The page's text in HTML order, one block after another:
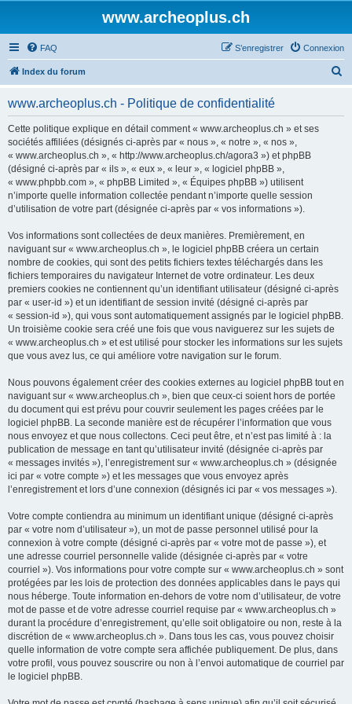
www.archeoplus.ch
FAQ Connexion
S’enregistrer
Index du forum
www.archeoplus.ch - Politique de confidentialité
Cette politique explique en détail comment « www.archeoplus.ch » et ses
sociétés affiliées (désignés ci-après par « nous », « notre », « nos »,
« www.archeoplus.ch », « http://www.archeoplus.ch/agora3 ») et phpBB
(désigné ci-après par « ils », « eux », « leur », « logiciel phpBB »,
« www.phpbb.com », « phpBB Limited », « Équipes phpBB ») utilisent
n’importe quelle information collectée pendant n’importe quelle session
d’utilisation de votre part (désignée ci-après par « vos informations »).
Vos informations sont collectées de deux manières. Premièrement, en
naviguant sur « www.archeoplus.ch », le logiciel phpBB créera un certain
nombre de cookies, qui sont des petits fichiers textes téléchargés dans les
fichiers temporaires du navigateur Internet de votre ordinateur. Les deux
premiers cookies ne contiennent qu’un identifiant utilisateur (désigné ci-après
par « user-id ») et un identifiant de session invité (désigné ci-après par
« session-id »), qui vous sont automatiquement assignés par le logiciel phpBB.
Un troisième cookie sera créé une fois que vous naviguerez sur les sujets de
« www.archeoplus.ch » et est utilisé pour stocker les informations sur les sujets
que vous avez lus, ce qui améliore votre navigation sur le forum.
Nous pouvons également créer des cookies externes au logiciel phpBB tout en
naviguant sur « www.archeoplus.ch », bien que ceux-ci soient hors de portée
du document qui est prévu pour couvrir seulement les pages créées par le
logiciel phpBB. La seconde manière est de récupérer l’information que vous
nous envoyez et que nous collectons. Ceci peut être, et n’est pas limité à : la
publication de message en tant qu’utilisateur invité (désignée ci-après par
« messages invités »), l’enregistrement sur « www.archeoplus.ch » (désignée
ici par « votre compte ») et les messages que vous envoyez après
l’enregistrement et lors d’une connexion (désignés ici par « vos messages »).
Votre compte contiendra au minimum un identifiant unique (désigné ci-après
par « votre nom d’utilisateur »), un mot de passe personnel utilisé pour la
connexion à votre compte (désigné ci-après par « votre mot de passe »), et
une adresse courriel personnelle valide (désignée ci-après par « votre
courriel »). Vos informations pour votre compte sur « www.archeoplus.ch » sont
protégées par les lois de protection des données applicables dans le pays qui
nous héberge. Toute information en-dehors de votre nom d’utilisateur, de votre
mot de passe et de votre adresse courriel requise par « www.archeoplus.ch »
durant la procédure d’enregistrement, qu’elle soit obligatoire ou non, reste à la
discrétion de « www.archeoplus.ch ». Dans tous les cas, vous pouvez choisir
quelle information de votre compte sera affichée publiquement. De plus, dans
votre profil, vous pouvez souscrire ou non à l’envoi automatique de courriel par
le logiciel phpBB.